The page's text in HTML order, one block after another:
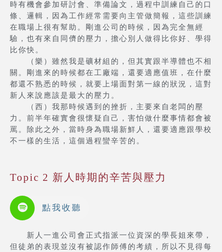
時有機會參加研討會、準備論文，過程中訓練自己的口
條、邏輯，因為工作經常需要向主管做簡報，這些訓練
在職場上很有幫助。剛進公司的時候，因為完全無經
驗，也有來自同儕的壓力，擔心別人做得比你好、學得
比你快。
（樂）雖然我是礦材組的，但其實跟半導體也不相
關。剛進來的時候都在工廠端，還要適應值班，在什麼
都還不熟悉的時候，就要上場面對第一線的狀況，這對
新人來說應該是最大的壓力。
（西）我那時候遇到的挫折，主要來自老闆的壓
力。前半年確實會很懷疑自己，害怕做什麼事情都會被
罵。除此之外，當時身為職場新鮮人，還要適應跟學校
不一樣的生活，這個過程蠻辛苦的。
Topic 2 新人時期的辛苦與壓力
點我收聽
新人一進公司會正式指派一位資深的學長姐來帶，
但徒弟的表現並沒有被認作師傅的考績，所以不見得每